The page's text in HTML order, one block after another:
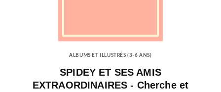
ALBUMS ET ILLUSTRÉS (3-6 ANS)
SPIDEY ET SES AMIS
EXTRAORDINAIRES - Cherche et